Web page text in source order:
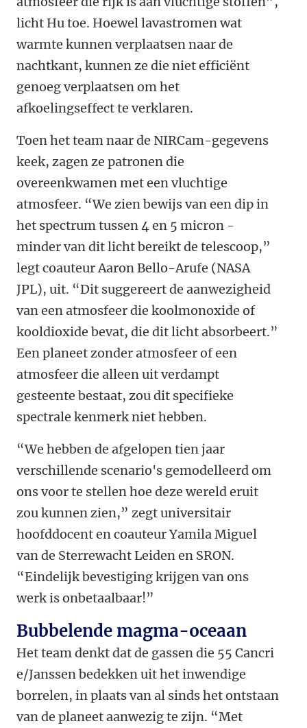
licht Hu toe. Hoewel lavastromen wat
warmte kunnen verplaatsen naar de
nachtkant, kunnen ze die niet efficiënt
genoeg verplaatsen om het
afkoelingseffect te verklaren.
Toen het team naar de NIRCam-gegevens
keek, zagen ze patronen die
overeenkwamen met een vluchtige
atmosfeer. “We zien bewijs van een dip in
het spectrum tussen 4 en 5 micron -
minder van dit licht bereikt de telescoop,”
legt coauteur Aaron Bello-Arufe (NASA
JPL), uit. “Dit suggereert de aanwezigheid
van een atmosfeer die koolmonoxide of
kooldioxide bevat, die dit licht absorbeert.”
Een planeet zonder atmosfeer of een
atmosfeer die alleen uit verdampt
gesteente bestaat, zou dit specifieke
spectrale kenmerk niet hebben.
“We hebben de afgelopen tien jaar
verschillende scenario's gemodelleerd om
ons voor te stellen hoe deze wereld eruit
zou kunnen zien,” zegt universitair
hoofddocent en coauteur Yamila Miguel
van de Sterrewacht Leiden en SRON.
“Eindelijk bevestiging krijgen van ons
werk is onbetaalbaar!”
Bubbelende magma-oceaan
Het team denkt dat de gassen die 55 Cancri
e/Janssen bedekken uit het inwendige
borrelen, in plaats van al sinds het ontstaan
van de planeet aanwezig te zijn. “Met